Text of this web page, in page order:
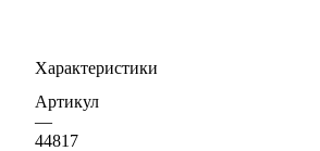
Характеристики
Артикул
—
44817